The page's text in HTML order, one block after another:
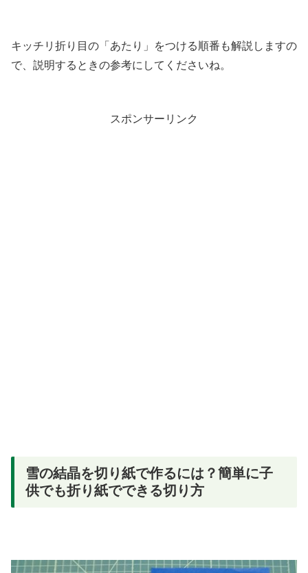
キッチリ折り目の「あたり」をつける順番も解説しますの
で、説明するときの参考にしてくださいね。
スポンサーリンク
雪の結晶を切り紙で作るには？簡単に子
供でも折り紙でできる切り方